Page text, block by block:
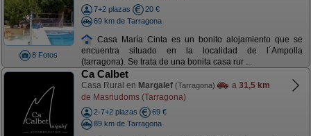
8 Fotos
7+2 plazas
20 €
69 km de Tarragona
Casa María Cinta es un bonito alojamiento que se
encuentra situado en la localidad de l´Ampolla
(tarragona). Se trata de una bonita casa rur ...
Ca Calbet
Casa Rural en Margalef (Tarragona) a 31,5 km
de Masriudoms (Tarragona)
2-7+2 plazas
69 €
89 km de Tarragona